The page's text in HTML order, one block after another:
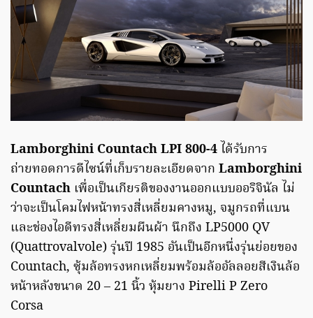
Lamborghini Countach LPI 800-4 ได้รับการ
ถ่ายทอดการดีไซน์ที่เก็บรายละเอียดจาก Lamborghini
Countach เพื่อเป็นเกียรติของงานออกแบบออริจินัล ไม่
ว่าจะเป็นโคมไฟหน้าทรงสี่เหลี่ยมคางหมู, จมูกรถที่แบน
และช่องไอดีทรงสี่เหลี่ยมผืนผ้า นึกถึง LP5000 QV
(Quattrovalvole) รุ่นปี 1985 อันเป็นอีกหนึ่งรุ่นย่อยของ
Countach, ซุ้มล้อทรงหกเหลี่ยมพร้อมล้ออัลลอยสีเงินล้อ
หน้าหลังขนาด 20 – 21 นิ้ว หุ้มยาง Pirelli P Zero
Corsa